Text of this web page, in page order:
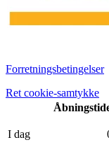
Forretningsbetingelser
Ret cookie-samtykke
I dag